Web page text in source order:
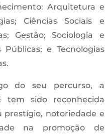
Arquitetura e
Ciências Sociais e
Gestão; Sociologia e
Públicas; e Tecnologias
do seu percurso, a
tem sido reconhecida
prestígio, notoriedade e
na promoção de